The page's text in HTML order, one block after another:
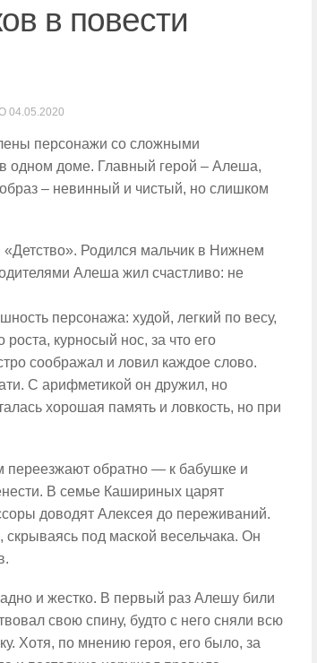
в повести
04.05.2020
персонажи со сложными
одном доме. Главный герой – Алеша,
– невинный и чистый, но слишком
Родился мальчик в Нижнем
Алеша жил счастливо: не
персонажа: худой, легкий по весу,
курносый нос, за что его
соображал и ловил каждое слово.
С арифметикой он дружил, но
хорошая память и ловкость, но при
переезжают обратно — к бабушке и
В семье Кашириных царят
доводят Алексея до переживаний.
под маской весельчака. Он
и жестко. В первый раз Алешу били
свою спину, будто с него сняли всю
Хотя, по мнению героя, его было, за